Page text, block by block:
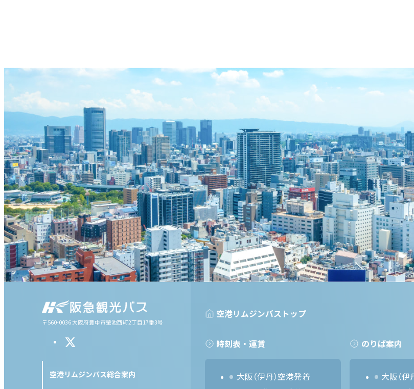
〒560-0036 大阪府豊中市螢池西町2丁目17番3号
空港リムジンバス総合案内
空港リムジンバストップ
時刻表・運賃
大阪（伊丹）空港発着
のりば案内
大阪（伊